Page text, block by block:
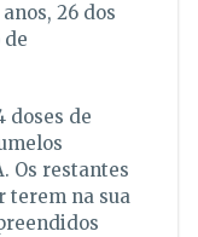
26 dos
doses de
Os restantes
terem na sua